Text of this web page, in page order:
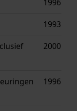
1996
1993
2000
1996